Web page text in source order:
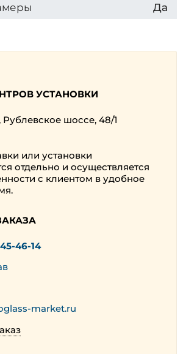
Да
УСТАНОВКИ
шоссе, 48/1
или установки
отдельно и осуществляется
с клиентом в удобное
46-14
market.ru